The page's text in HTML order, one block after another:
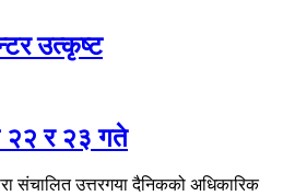
उत्कृष्ट
२२ र २३ गते
संचालित उत्तरगया दैनिकको अधिकारिक